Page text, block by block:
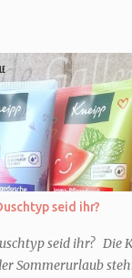
seid ihr?
seid ihr? Die
Sommerurlaub